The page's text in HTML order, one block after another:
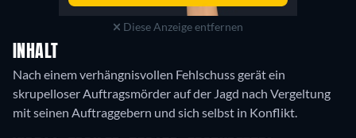
Diese Anzeige entfernen
INHALT
Nach einem verhängnisvollen Fehlschuss gerät ein
skrupelloser Auftragsmörder auf der Jagd nach Vergeltung
mit seinen Auftraggebern und sich selbst in Konflikt.